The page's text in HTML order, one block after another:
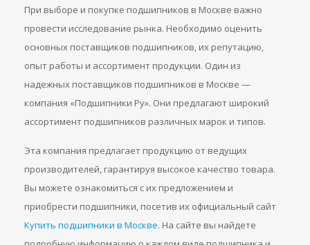
При выборе и покупке подшипников в Москве важно
провести исследование рынка. Необходимо оценить
основных поставщиков подшипников, их репутацию,
опыт работы и ассортимент продукции. Один из
надежных поставщиков подшипников в Москве —
компания «Подшипники Ру». Они предлагают широкий
ассортимент подшипников различных марок и типов.
Эта компания предлагает продукцию от ведущих
производителей, гарантируя высокое качество товара.
Вы можете ознакомиться с их предложением и
приобрести подшипники, посетив их официальный сайт
Купить подшипники в Москве. На сайте вы найдете